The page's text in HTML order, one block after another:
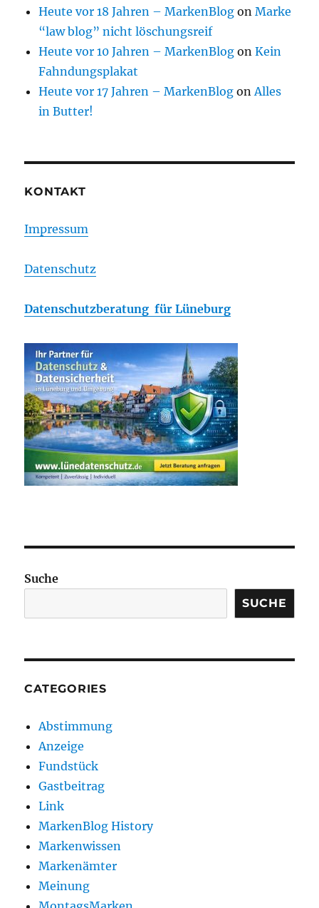
Heute vor 18 Jahren – MarkenBlog onMarke
“law blog” nicht löschungsreif
Heute vor 10 Jahren – MarkenBlog onKein
Fahndungsplakat
Heute vor 17 Jahren – MarkenBlog onAlles
in Butter!
KONTAKT
Impressum
Datenschutz
Datenschutzberatung für Lüneburg
Suche
SUCHE
CATEGORIES
Abstimmung
Anzeige
Fundstück
Gastbeitrag
Link
MarkenBlog History
Markenwissen
Markenämter
Meinung